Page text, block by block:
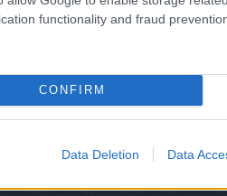
functionality and fraud
CONFIRM
Data Deletion Data